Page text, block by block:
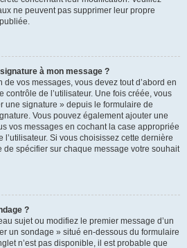
ne peuvent pas supprimer leur propre
à mon message ?
vos messages, vous devez tout d’abord en
de l’utilisateur. Une fois créée, vous
une signature » depuis le formulaire de
Vous pouvez également ajouter une
vos messages en cochant la case appropriée
Si vous choisissez cette dernière
spécifier sur chaque message votre souhait
?
sujet ou modifiez le premier message d’un
un sondage » situé en-dessous du formulaire
n’est pas disponible, il est probable que